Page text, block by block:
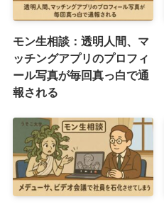
モン生相談：透明人間、マ
ッチングアプリのプロフィ
ール写真が毎回真っ白で通
報される